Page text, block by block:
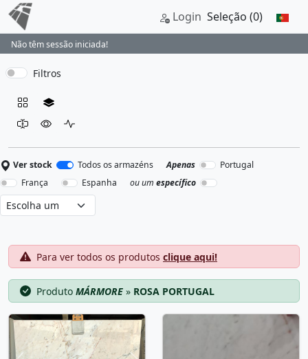
Login Seleção (0)
Não têm sessão iniciada!
Filtros
Ver stock Todos os armazéns Apenas
Portugal
França
Espanha ou umespecífico
Para ver todos os produtos clique aqui!
Produto MÁRMORE » ROSA PORTUGAL